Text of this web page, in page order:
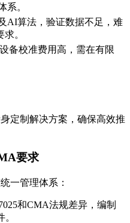
系。
AI算法，验证数据不足，难
。
备校准费用高，需在有限
定制解决方案，确保高效推
要求
一管理体系：
和CMA法规差异，编制